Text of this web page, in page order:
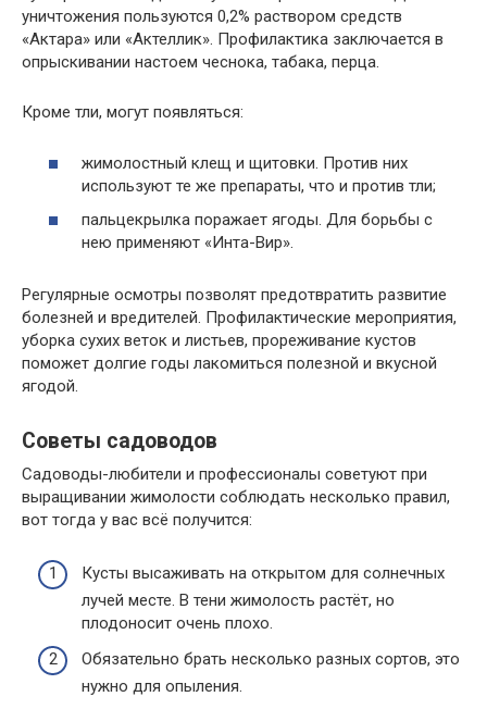
уничтожения пользуются 0,2% раствором средств
«Актара» или «Актеллик». Профилактика заключается в
опрыскивании настоем чеснока, табака, перца.
Кроме тли, могут появляться:
жимолостный клещ и щитовки. Против них
используют те же препараты, что и против тли;
пальцекрылка поражает ягоды. Для борьбы с
нею применяют «Инта-Вир».
Регулярные осмотры позволят предотвратить развитие
болезней и вредителей. Профилактические мероприятия,
уборка сухих веток и листьев, прореживание кустов
поможет долгие годы лакомиться полезной и вкусной
ягодой.
Советы садоводов
Садоводы-любители и профессионалы советуют при
выращивании жимолости соблюдать несколько правил,
вот тогда у вас всё получится:
Кусты высаживать на открытом для солнечных
лучей месте. В тени жимолость растёт, но
плодоносит очень плохо.
Обязательно брать несколько разных сортов, это
нужно для опыления.